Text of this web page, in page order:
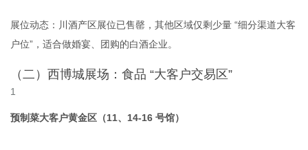
展位动态：川酒产区展位已售罄，其他区域仅剩少量 “细分渠道大客
户位”，适合做婚宴、团购的白酒企业。
（二）西博城展场：食品 “大客户交易区”
预制菜大客户黄金区（11、14-16 号馆）